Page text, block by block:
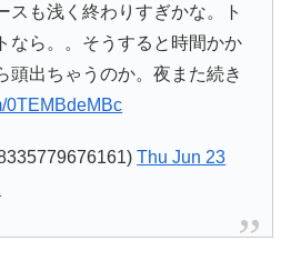
スも浅く終わりすぎかな。ト
なら。。そうすると時間かか
頭出ちゃうのか。夜また続き
0TEMBdeMBc
Thu Jun 23